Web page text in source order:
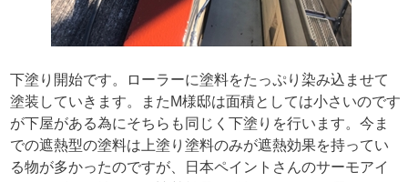
下塗り開始です。ローラーに塗料をたっぷり染み込ませて
塗装していきます。またM様邸は面積としては小さいのです
が下屋がある為にそちらも同じく下塗りを行います。今ま
での遮熱型の塗料は上塗り塗料のみが遮熱効果を持ってい
る物が多かったのですが、日本ペイントさんのサーモアイ